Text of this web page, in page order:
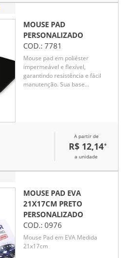
MOUSE PAD
PERSONALIZADO
COD.: 7781
Mouse pad em poliéster
impermeável e flexível,
garantindo resistência e fácil
manutenção. Sua base
ambiente de trabalho.A partir de
R$ 12,14*
a unidade
MOUSE PAD EVA
21X17CM PRETO
PERSONALIZADO
COD.: 0976
Mouse Pad em EVA Medida
21x17cm